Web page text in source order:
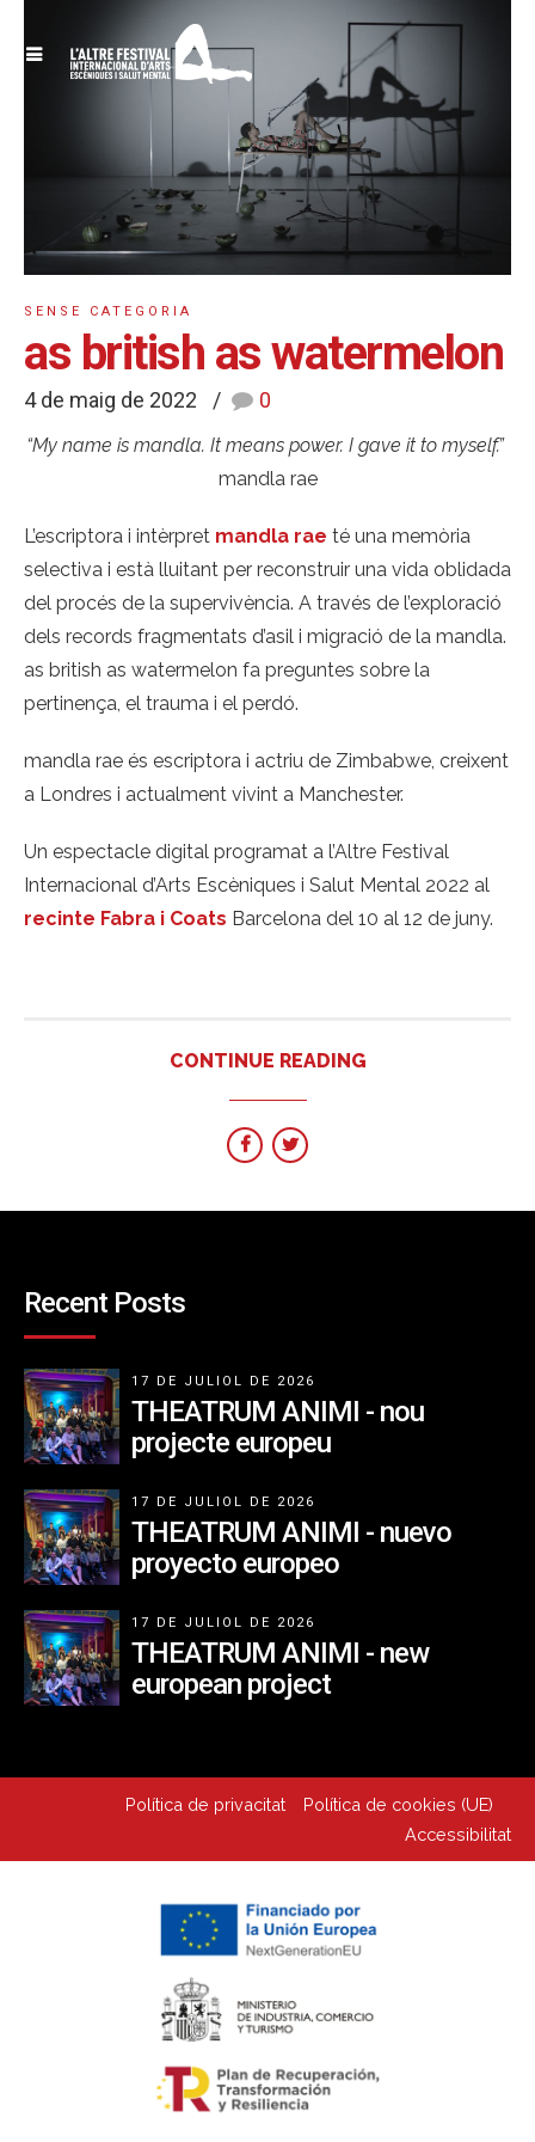
SENSE CATEGORIA
as british as watermelon
4 de maig de 2022 0
“My name is mandla. It means power. I gave it to myself.”
mandla rae
L’escriptora i intèrpret mandla rae té una memòria
selectiva i està lluitant per reconstruir una vida oblidada
del procés de la supervivència. A través de l’exploració
dels records fragmentats d’asil i migració de la mandla.
as british as watermelon fa preguntes sobre la
pertinença, el trauma i el perdó.
mandla rae és escriptora i actriu de Zimbabwe, creixent
a Londres i actualment vivint a Manchester.
Un espectacle digital programat a l’Altre Festival
Internacional d’Arts Escèniques i Salut Mental 2022 al
recinte Fabra i Coats Barcelona del 10 al 12 de juny.
CONTINUE READING
Recent Posts
17 DE JULIOL DE 2026
THEATRUM ANIMI - nou
projecte europeu
17 DE JULIOL DE 2026
THEATRUM ANIMI - nuevo
proyecto europeo
17 DE JULIOL DE 2026
THEATRUM ANIMI - new
european project
Política de privacitat
Política de cookies (UE)
Accessibilitat